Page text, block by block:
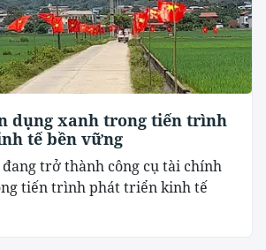
dụng xanh trong tiến trình
tế bền vững
trở thành công cụ tài chính
tiến trình phát triển kinh tế